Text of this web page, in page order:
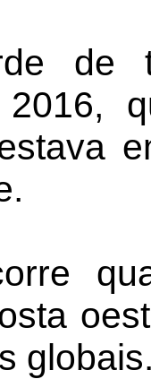
de